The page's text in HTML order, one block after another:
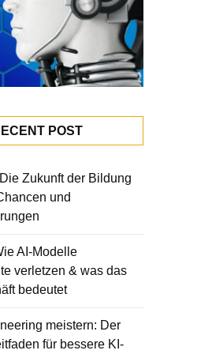
POST
Zukunft der Bildung
und
AI-Modelle
verletzen & was das
bedeutet
meistern: Der
für bessere KI-